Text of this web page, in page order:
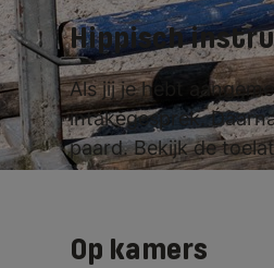
Hippisch
Als jij je hebt
intakegesprek.
paard. Bekijk de
Op kamers